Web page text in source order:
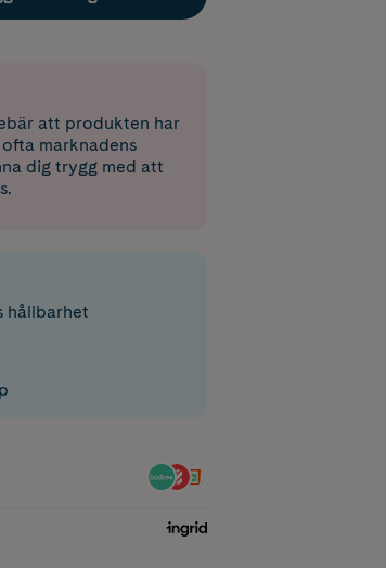
att produkten har
marknadens
dig trygg med att
hållbarhet